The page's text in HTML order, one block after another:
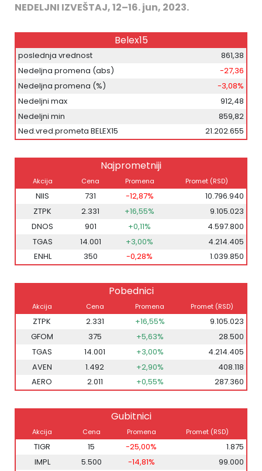
NEDELJNI IZVEŠTAJ, 12–16. jun, 2023.
Belex15
poslednja vrednost
861,38
Nedeljna promena (abs)
-27,36
Nedeljna promena (%)
-3,08%
Nedeljni max
912,48
Nedeljni min
859,82
Ned.vred.prometa BELEX15
21.202.655
Najprometniji
Akcija Cena Promena Promet (RSD)
NIIS 731 -12,87%
10.796.940
ZTPK
2.331 +16,55%
9.105.023
DNOS
901 +0,11%
4.597.800
TGAS
14.001 +3,00%
4.214.405
ENHL
350 -0,28% 1.039.850
Pobednici
Akcija Cena Promena Promet (RSD)
ZTPK 2.331 +16,55%
9.105.023
GFOM
375 +5,63%
28.500
TGAS
14.001 +3,00%
4.214.405
AVEN
1.492 +2,90%
408.118
AERO
2.011 +0,55% 287.360
Gubitnici
Akcija Cena Promena Promet (RSD)
TIGR 15 -25,00%
1.875
IMPL
5.500 -14,81%
99.000